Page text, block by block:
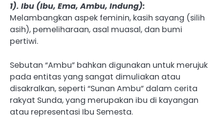
1). Ibu (Ibu, Ema, Ambu, Indung):
Melambangkan aspek feminin, kasih sayang (silih
asih), pemeliharaan, asal muasal, dan bumi
pertiwi.
Sebutan “Ambu” bahkan digunakan untuk merujuk
pada entitas yang sangat dimuliakan atau
disakralkan, seperti “Sunan Ambu” dalam cerita
rakyat Sunda, yang merupakan ibu di kayangan
atau representasi Ibu Semesta.